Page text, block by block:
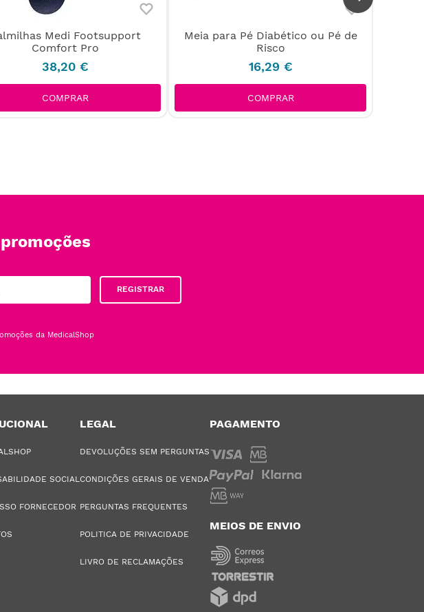
Medi Footsupport
Comfort Pro
38,20 €
COMPRAR
Meia para Pé Diabético ou Pé de
Risco
16,29 €
COMPRAR
REGISTRAR
da MedicalShop
SOCIAL
FORNECEDOR
LEGAL
DEVOLUÇÕES SEM PERGUNTAS
CONDIÇÕES GERAIS DE VENDA
PERGUNTAS FREQUENTES
POLITICA DE PRIVACIDADE
LIVRO DE RECLAMAÇÕES
PAGAMENTO
MEIOS DE ENVIO